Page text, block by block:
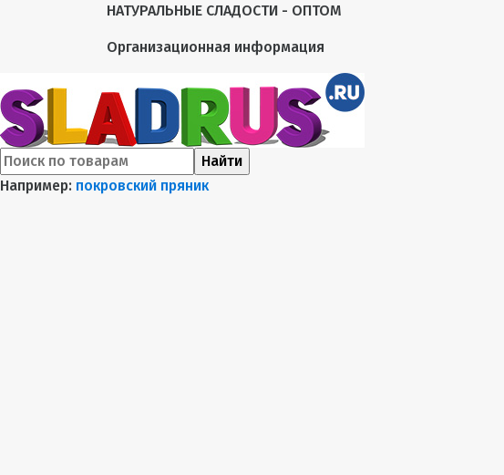
НАТУРАЛЬНЫЕ СЛАДОСТИ - ОПТОМ
Организационная информация
Найти
Например: покровский пряник